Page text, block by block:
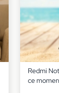
Redmi
ce